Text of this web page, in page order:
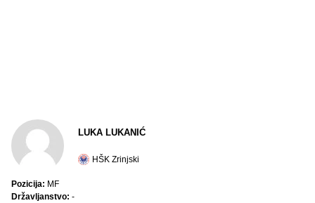
LUKA LUKANIĆ
HŠK Zrinjski
Pozicija: MF
Državljanstvo: -